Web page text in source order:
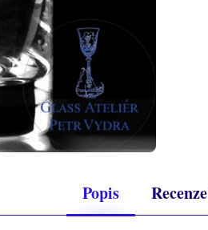
Popis Recenze